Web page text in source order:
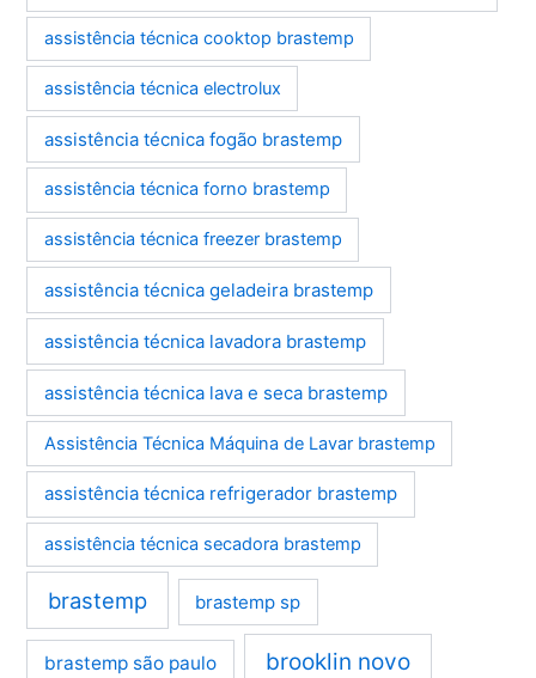
assistência técnica cooktop brastemp
assistência técnica electrolux
assistência técnica fogão brastemp
assistência técnica forno brastemp
assistência técnica freezer brastemp
assistência técnica geladeira brastemp
assistência técnica lavadora brastemp
assistência técnica lava e seca brastemp
Assistência Técnica Máquina de Lavar brastemp
assistência técnica refrigerador brastemp
assistência técnica secadora brastemp
brastemp brastemp sp
brastemp são paulo brooklin novo